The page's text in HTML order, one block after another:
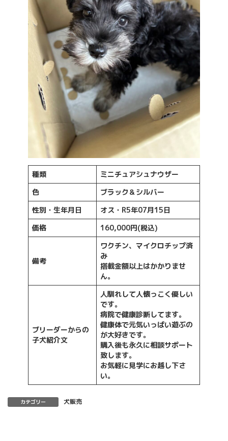
種類
ミニチュアシュナウザー
色
ブラック＆シルバー
性別・生年月日
オス・R5年07月15日
価格
160,000円(税込)
備考
ワクチン、マイクロチップ済
み
搭載金額以上はかかりませ
ん。
ブリーダーからの
子犬紹介文
人馴れして人懐っこく優しい
です。
病院で健康診断してます。
健康体で元気いっぱい遊ぶの
が大好きです。
購入後も永久に相談サポート
致します。
お気軽に見学にお越し下さ
い。
カテゴリー 犬販売